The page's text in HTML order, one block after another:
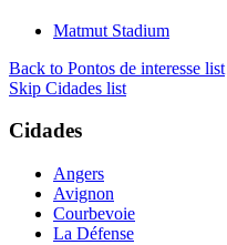
Matmut Stadium
Back to Pontos de interesse list
Skip Cidades list
Cidades
Angers
Avignon
Courbevoie
La Défense